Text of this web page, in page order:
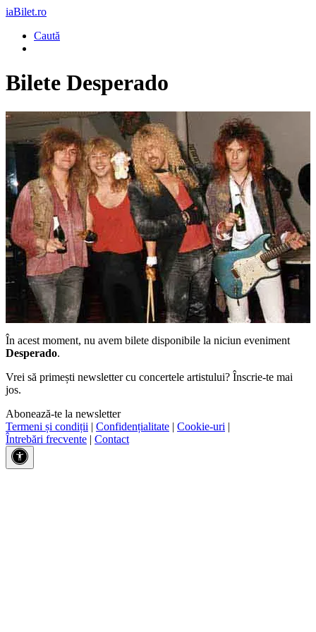
iaBilet.ro
Caută
Bilete Desperado
În acest moment, nu avem bilete disponibile la niciun eveniment
Desperado.
Vrei să primești newsletter cu concertele artistului? Înscrie-te mai
jos.
Abonează-te la newsletter
Termeni și condiții | Confidențialitate | Cookie-uri |
Întrebări frecvente | Contact